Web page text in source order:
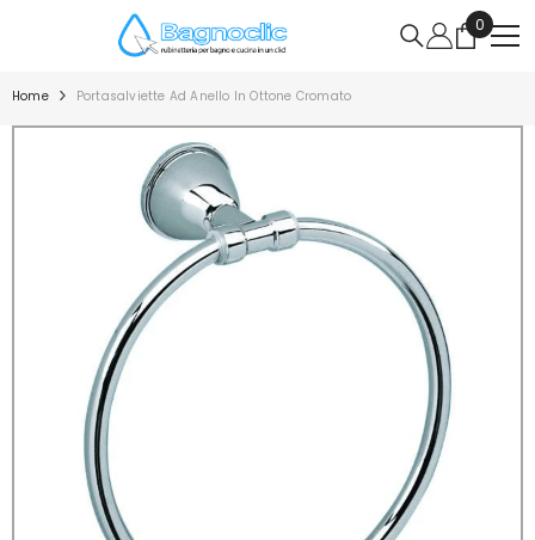
0
0
articoli
Home Portasalviette Ad Anello In Ottone Cromato